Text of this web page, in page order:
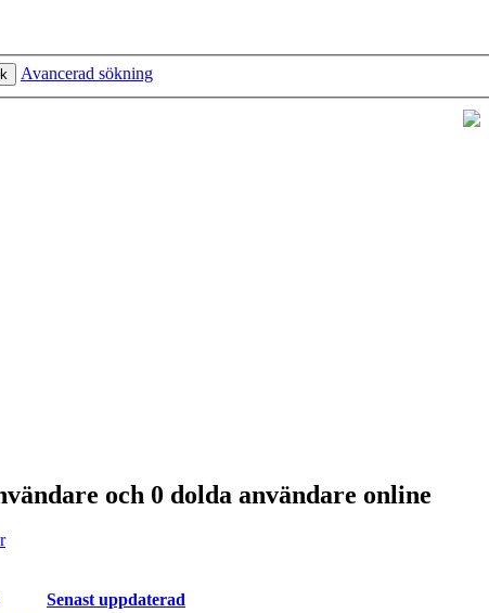
Avancerad sökning
och 0 dolda användare online
Senast uppdaterad